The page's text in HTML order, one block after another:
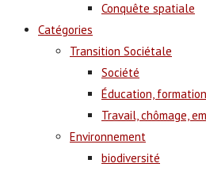
Conquête spatiale
Catégories
Transition Sociétale
Société
Éducation, formation
Travail, chômage,
Environnement
biodiversité